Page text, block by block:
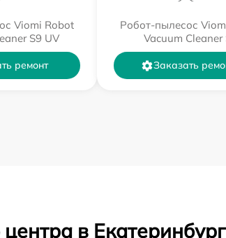
Viomi Robot
S9 UV
ремонт
Робот-пылесос
Vacuum Cleaner
Заказать
в